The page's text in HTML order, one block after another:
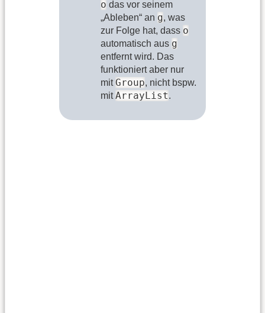
o das vor seinem
„Ableben“ an g, was
zur Folge hat, dass o
automatisch aus g
entfernt wird. Das
funktioniert aber nur
mitGroup, nicht bspw.
mitArrayList.